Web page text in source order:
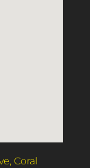
Coral